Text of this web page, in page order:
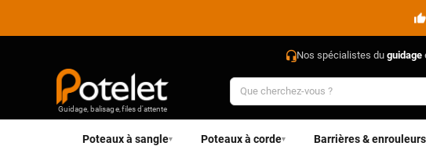
Nos spécialistes du guidage
Guidage, balisage, files d'attente
Poteaux à sangle▾ Poteaux à corde▾ Barrières &